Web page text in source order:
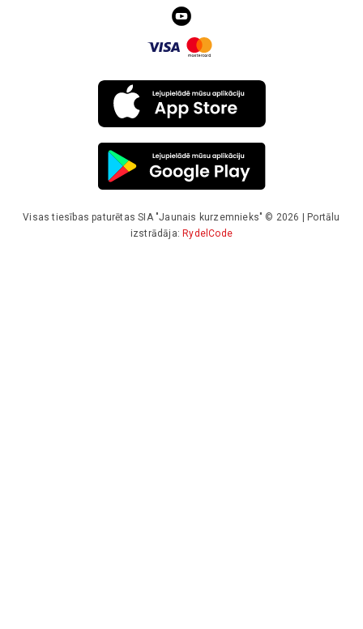
Visas tiesības paturētas SIA "Jaunais kurzemnieks" © 2026 | Portālu
izstrādāja: RydelCode